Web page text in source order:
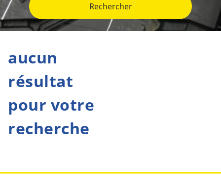
Rechercher
aucun
résultat
pour votre
recherche